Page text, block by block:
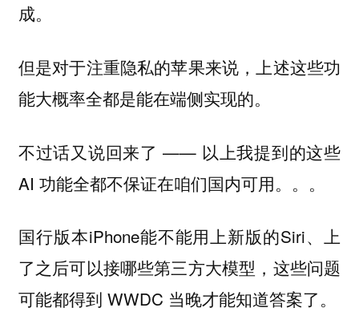
成。
但是对于注重隐私的苹果来说，上述这些功
能大概率全都是能在端侧实现的。
不过话又说回来了 —— 以上我提到的这些
AI 功能全都不保证在咱们国内可用。。。
国行版本iPhone能不能用上新版的Siri、上
了之后可以接哪些第三方大模型，这些问题
可能都得到 WWDC 当晚才能知道答案了。